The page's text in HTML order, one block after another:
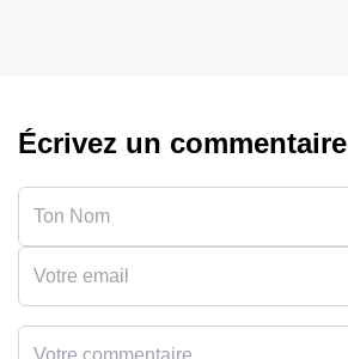
Écrivez un commentaire